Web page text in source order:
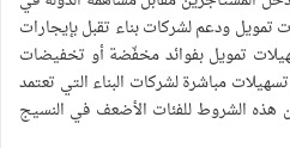
تمويل ودعم لشركات بناء تقبل بإيجارات
تمويل بفوائد مخفّضة أو تخفيضات
مباشرة لشركات البناء التي تعتمد
هذه الشروط للفئات الأضعف في النسيج